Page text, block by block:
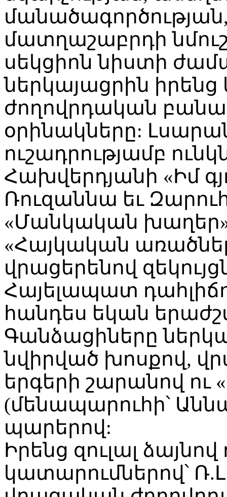
մատղաշաբրդի
սեկցիոն նիստի
ներկայացրին
ժողովրդական
օրինակները:
ուշադրությամբ
Հախվերդյանի «Իմ
Ռուզաննա եւ
«Մանկական
«Հայկական
վրացերենով
Հայելապատ
հանդես եկան
Գանձացիները
նվիրված խոսքով,
երգերի շարանով ու
(մենապարուհի՝
պարերով:
Իրենց զուլալ
կատարումներով՝